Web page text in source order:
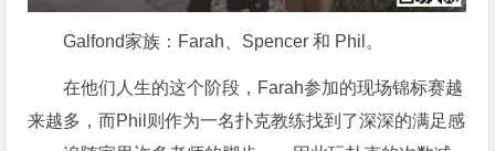
Galfond家族：Farah、Spencer 和 Phil。
在他们人生的这个阶段，Farah参加的现场锦标赛越
来越多，而Phil则作为一名扑克教练找到了深深的满足感